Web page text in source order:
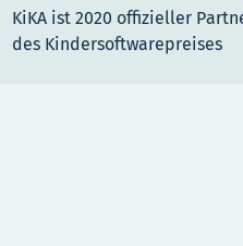
KiKA ist 2020 offizieller
des Kindersoftwarepreises